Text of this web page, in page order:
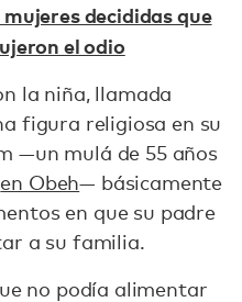
decididas que
el odio
la niña, llamada
figura religiosa en su
—un mulá de 55 años
en Obeh— básicamente
en que su padre
a su familia.
no podía alimentar